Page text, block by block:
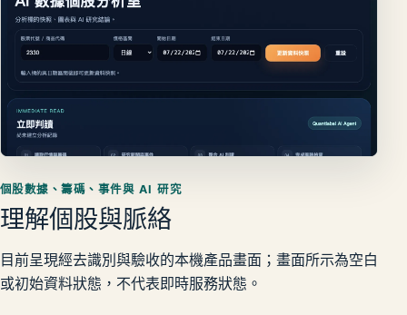
個股數據、籌碼、事件與 AI 研究
理解個股與脈絡
目前呈現經去識別與驗收的本機產品畫面；畫面所示為空白
或初始資料狀態，不代表即時服務狀態。